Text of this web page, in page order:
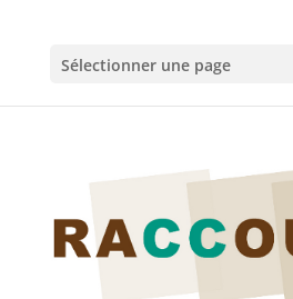
Sélectionner une page